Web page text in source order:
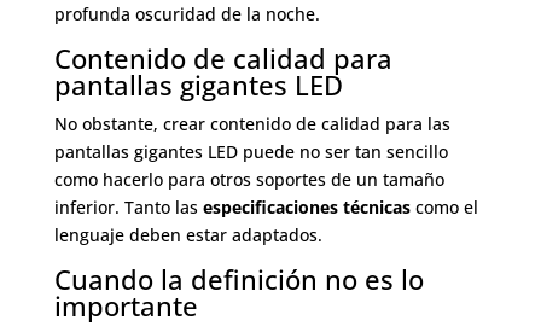
profunda oscuridad de la noche.
Contenido de calidad para
pantallas gigantes LED
No obstante, crear contenido de calidad para las
pantallas gigantes LED puede no ser tan sencillo
como hacerlo para otros soportes de un tamaño
inferior. Tanto las especificaciones técnicascomo el
lenguaje deben estar adaptados.
Cuando la definición no es lo
importante